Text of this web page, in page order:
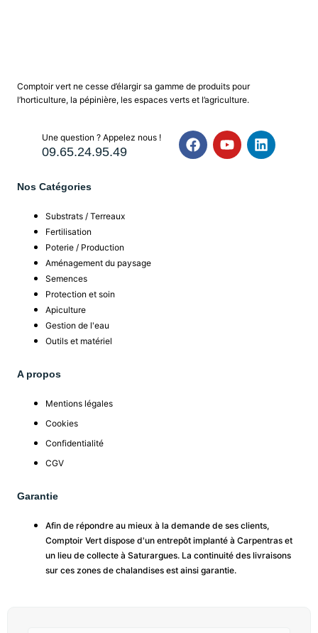
Comptoir vert ne cesse d’élargir sa gamme de produits pour
l’horticulture, la pépinière, les espaces verts et l’agriculture.
Une question ? Appelez nous !
09.65.24.95.49
Nos Catégories
Substrats / Terreaux
Fertilisation
Poterie / Production
Aménagement du paysage
Semences
Protection et soin
Apiculture
Gestion de l'eau
Outils et matériel
A propos
Mentions légales
Cookies
Confidentialité
CGV
Garantie
Afin de répondre au mieux à la demande de ses clients,
Comptoir Vert dispose d'un entrepôt implanté à Carpentras et
un lieu de collecte à Saturargues. La continuité des livraisons
sur ces zones de chalandises est ainsi garantie.